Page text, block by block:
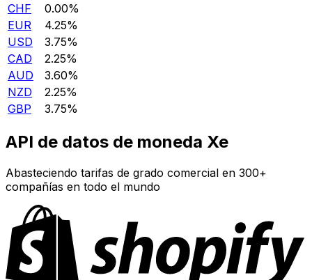
CHF
0.00%
EUR
4.25%
USD
3.75%
CAD
2.25%
AUD
3.60%
NZD
2.25%
GBP
3.75%
API de datos de moneda Xe
Abasteciendo tarifas de grado comercial en 300+
compañías en todo el mundo